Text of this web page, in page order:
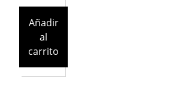
Añadir
al
carrito